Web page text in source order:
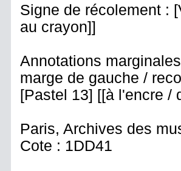
Signe de récolement :
au crayon]]
Annotations
marge de gauche /
[Pastel 13] [[à l'encre /
Paris, Archives des
Cote : 1DD41